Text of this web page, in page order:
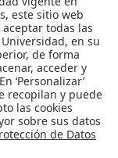
innovación TIC en el
país.
maestria
doctorado